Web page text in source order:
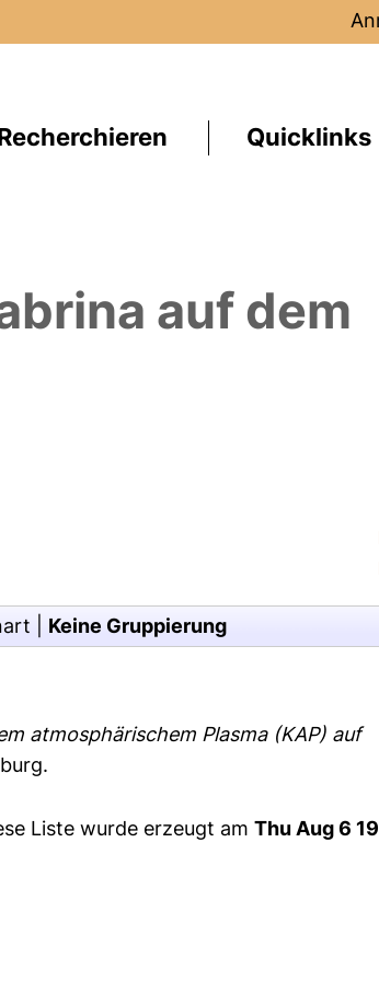
Quicklinks
auf dem
Keine Gruppierung
atmosphärischem Plasma (KAP) auf
Liste wurde erzeugt am Thu Aug 6